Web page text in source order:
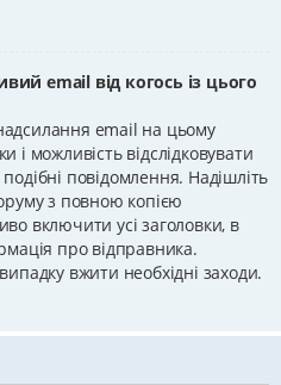
email від когось із цього
email на цьому
і можливість відслідковувати
повідомлення. Надішліть
з повною копією
включити усі заголовки, в
про відправника.
вжити необхідні заходи.